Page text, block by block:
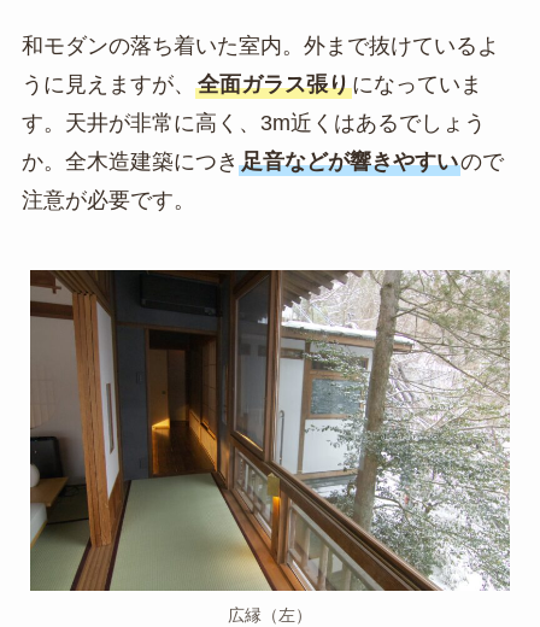
和モダンの落ち着いた室内。外まで抜けているよ
うに見えますが、 全面ガラス張りになっていま
す。天井が非常に高く、3m近くはあるでしょう
か。全木造建築につき 足音などが響きやすいので
注意が必要です。
広縁（左）